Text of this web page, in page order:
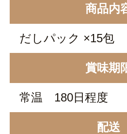
商品内
だしパック ×15包
賞味期
常温 180日程度
配送